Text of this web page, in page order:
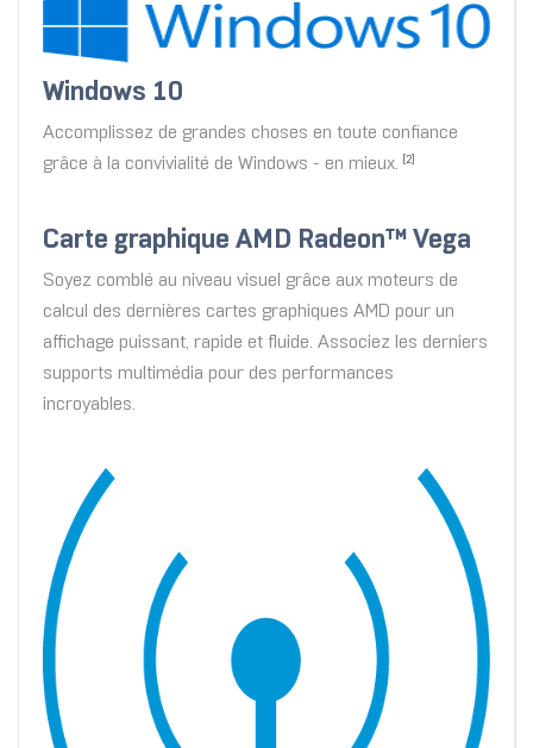
Windows 10
Accomplissez de grandes choses en toute confiance
grâce à la convivialité de Windows - en mieux.
[2]
Carte graphique AMD Radeon™ Vega
Soyez comblé au niveau visuel grâce aux moteurs de
calcul des dernières cartes graphiques AMD pour un
affichage puissant, rapide et fluide. Associez les derniers
supports multimédia pour des performances
incroyables.